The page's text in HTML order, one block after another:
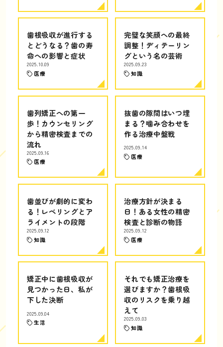
歯根吸収が進行する
とどうなる？歯の寿
命への影響と症状
2025.10.09
医療
完璧な笑顔への最終
調整！ディテーリン
グという名の芸術
2025.09.23
知識
歯列矯正への第一
歩！カウンセリング
から精密検査までの
流れ
2025.09.16
医療
抜歯の隙間はいつ埋
まる？噛み合わせを
作る治療中盤戦
2025.09.14
医療
歯並びが劇的に変わ
る！レベリングとア
ライメントの段階
2025.09.12
知識
治療方針が決まる
日！ある女性の精密
検査と診断の物語
2025.09.12
医療
矯正中に歯根吸収が
見つかった日、私が
下した決断
2025.09.04
生活
それでも矯正治療を
選びますか？歯根吸
収のリスクを乗り越
えて
2025.09.03
知識